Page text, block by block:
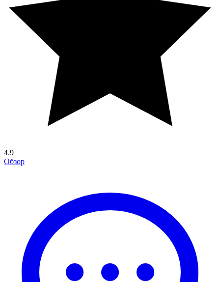
4.9
Обзор